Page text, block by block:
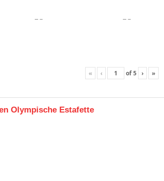
« ‹ of5 › »
Olympische Estafette